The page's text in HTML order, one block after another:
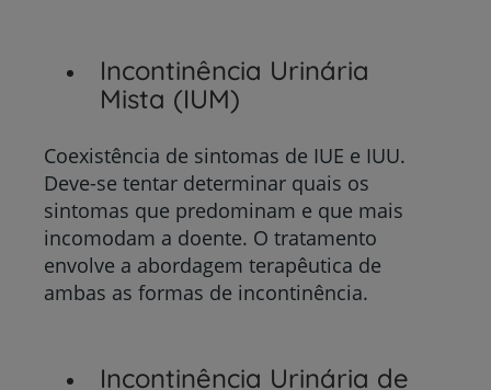
Incontinência Urinária
Mista (IUM)
Coexistência de sintomas de IUE e IUU.
Deve-se tentar determinar quais os
sintomas que predominam e que mais
incomodam a doente. O tratamento
envolve a abordagem terapêutica de
ambas as formas de incontinência.
Incontinência Urinária de